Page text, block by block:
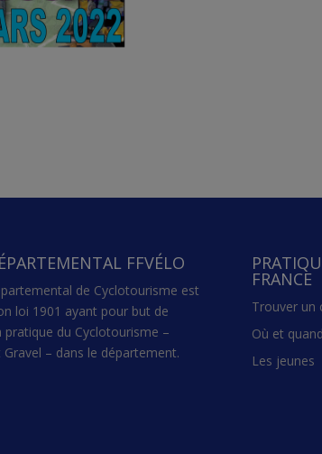
FFVÉLO
de Cyclotourisme est
loi 1901 ayant pour but de
du Cyclotourisme –
Gravel – dans le département.
FRANCE
Trouver un
Où et
Les jeunes